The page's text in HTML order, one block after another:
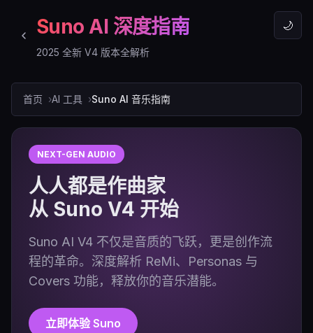
Suno AI 深度指南
2025 全新 V4 版本全解析
🌙
首页 AI 工具 Suno AI 音乐指南
NEXT-GEN AUDIO
人人都是作曲家
从 Suno V4 开始
Suno AI V4 不仅是音质的飞跃，更是创作流
程的革命。深度解析 ReMi、Personas 与
Covers 功能，释放你的音乐潜能。
立即体验 Suno